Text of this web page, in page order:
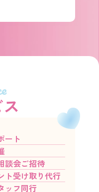
ート
談会ご招待
ト受け取り代行
ッフ同行